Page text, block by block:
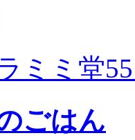
ミミ堂
ごはん